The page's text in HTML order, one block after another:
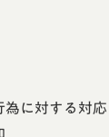
に対する対応